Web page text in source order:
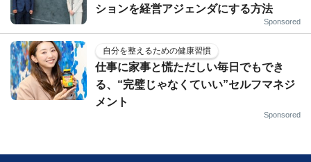
ションを経営アジェンダにする方法
Sponsored
自分を整えるための健康習慣
仕事に家事と慌ただしい毎日でもでき
る、“完璧じゃなくていい”セルフマネジ
メント
Sponsored